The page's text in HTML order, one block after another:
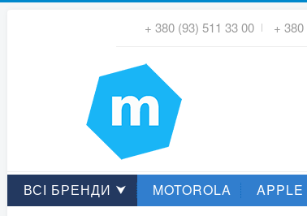
+ 380 (93) 511 33 00 +
ВСІ БРЕНДИ ⮟ MOTOROLA APPLE